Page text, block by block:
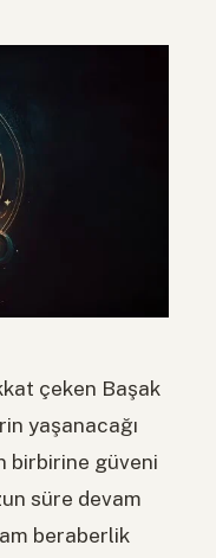
çeken Başak
yaşanacağı
birbirine güveni
süre devam
beraberlik